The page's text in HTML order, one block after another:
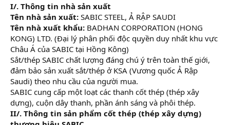
I/. Thông tin nhà sản xuất
Tên nhà sản xuất: SABIC STEEL, Ả RẬP SAUDI
Tên nhà xuất khẩu: BADHAN CORPORATION (HONG
KONG) LTD. (Đại lý phân phối độc quyền duy nhất khu vực
Châu Á của SABIC tại Hồng Kông)
Sắt/thép SABIC chất lượng đáng chú ý trên toàn thế giới,
đảm bảo sản xuất sắt/thép ở KSA (Vương quốc Ả Rập
Saudi) theo nhu cầu của người mua.
SABIC cung cấp một loạt các thanh cốt thép (thép xây
dựng), cuộn dây thanh, phần ánh sáng và phôi thép.
II/. Thông tin sản phẩm cốt thép (thép xây dựng)